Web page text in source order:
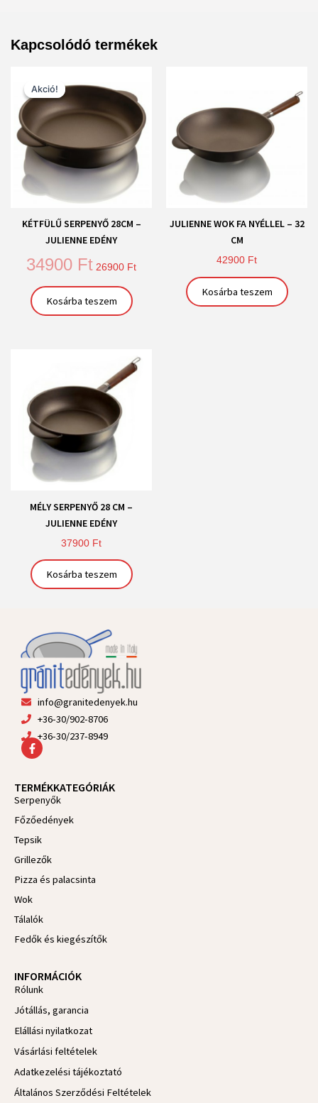
Kapcsolódó termékek
Akció!
Akció!
KÉTFÜLŰ SERPENYŐ 28CM –
JULIENNE EDÉNY
34900 Ft
price
34900 Ft.
26900 Ft
is:
26900 Ft.
Kosárba teszem
JULIENNE WOK FA NYÉLLEL – 32
CM
42900 Ft
Kosárba teszem
MÉLY SERPENYŐ 28 CM –
JULIENNE EDÉNY
37900 Ft
Kosárba teszem
info@granitedenyek.hu
+36-30/902-8706
+36-30/237-8949
F
a
e
b
o
o
k
-
f
TERMÉKKATEGÓRIÁK
Serpenyők
Főzőedények
Tepsik
Grillezők
Pizza és palacsinta
Wok
Tálalók
Fedők és kiegészítők
INFORMÁCIÓK
Rólunk
Jótállás, garancia
Elállási nyilatkozat
Vásárlási feltételek
Adatkezelési tájékoztató
Általános Szerződési Feltételek